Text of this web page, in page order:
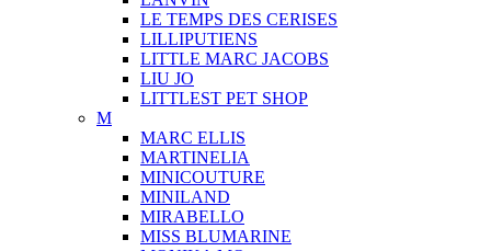
LE TEMPS DES CERISES
LILLIPUTIENS
LITTLE MARC JACOBS
LIU JO
LITTLEST PET SHOP
M
MARC ELLIS
MARTINELIA
MINICOUTURE
MINILAND
MIRABELLO
MISS BLUMARINE